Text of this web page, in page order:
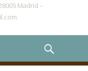
Madrid –